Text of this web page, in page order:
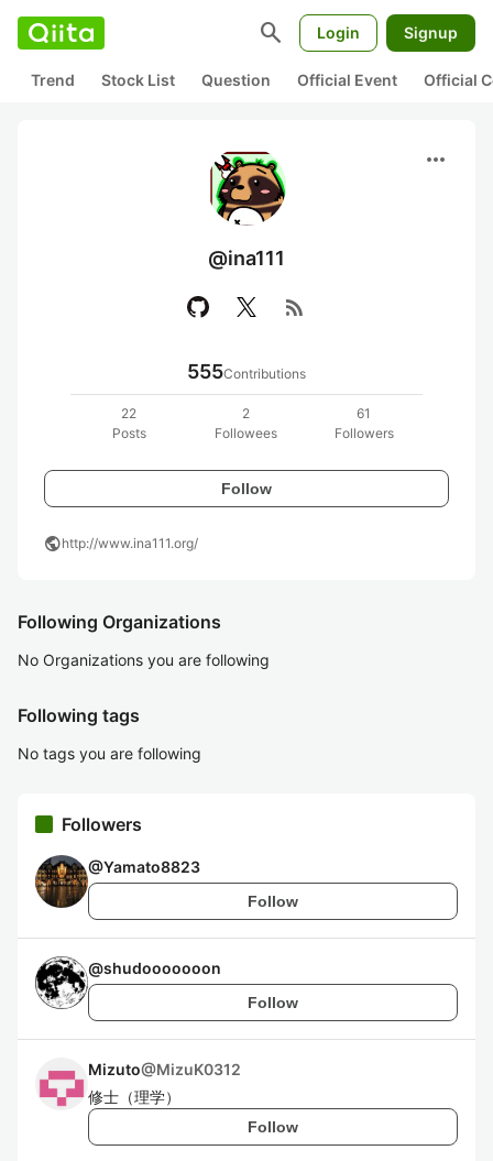
search Login Signup
Trend Stock List Question Official Event Official
more_horiz
@ina111
rss_feed
555Contributions
22
Posts
2
Followees
61
Followers
Follow
publichttp://www.ina111.org/
Following Organizations
No Organizations you are following
Following tags
No tags you are following
Followers
@Yamato8823
Follow
@shudooooooon
Follow
Mizuto@MizuK0312
修士（理学）
Follow